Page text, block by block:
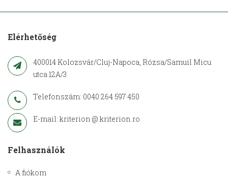
Elérhetőség
400014 Kolozsvár/Cluj-Napoca, Rózsa/Samuil Micu
utca 12A/3
Telefonszám: 0040 264 597 450
E-mail: kriterion @ kriterion.ro
Felhasználók
A fiókom